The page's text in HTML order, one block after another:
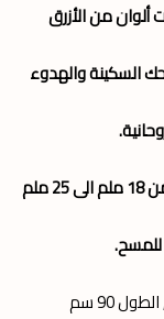
من الأزرق
السكينة والهدوء
الطول 100 سم , العرض 36 سم , الطول 90 سم